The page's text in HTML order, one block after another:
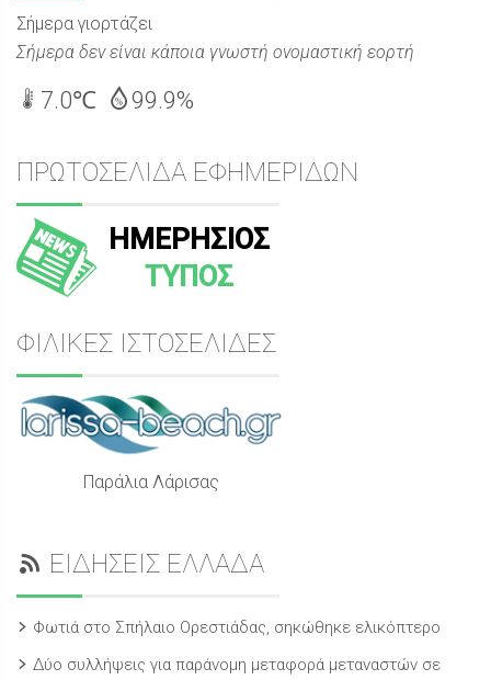
Σήμερα γιορτάζει
Σήμερα δεν είναι κάποια γνωστή ονομαστική εορτή
7.0℃ 99.9%
ΠΡΩΤΟΣΕΛΙΔΑ ΕΦΗΜΕΡΙΔΩΝ
ΗΜΕΡΗΣΙΟΣ
ΤΥΠΟΣ
ΦΙΛΙΚΕΣ ΙΣΤΟΣΕΛΙΔΕΣ
Παράλια Λάρισας
ΕΙΔΗΣΕΙΣ ΕΛΛΑΔΑ
Φωτιά στο Σπήλαιο Ορεστιάδας, σηκώθηκε ελικόπτερο
Δύο συλλήψεις για παράνομη μεταφορά μεταναστών σε